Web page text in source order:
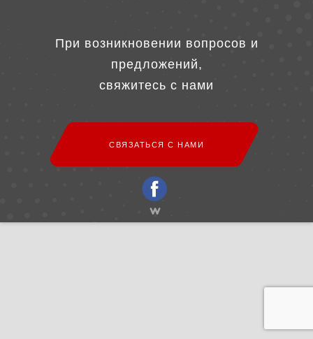
При возникновении вопросов и
предложений,
свяжитесь с нами
СВЯЗАТЬСЯ С НАМИ